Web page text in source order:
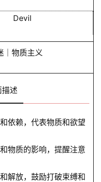
Devil
｜物质主义
描述
依赖，代表物质和欲望
物质的影响，提醒注意
解放，鼓励打破束缚和